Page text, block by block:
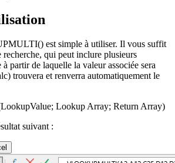
est simple à utiliser. Il vous suffit
recherche, qui peut inclure plusieurs
partir de laquelle la valeur associée sera
trouvera et renverra automatiquement le
LookupValue; Lookup Array; Return Array)
suivant :